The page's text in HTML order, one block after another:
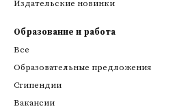
Издательские новинки
Образование и работа
Все
Образовательные предложения
Стипендии
Вакансии